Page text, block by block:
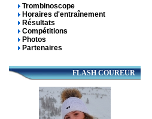
Trombinoscope
Horaires d'entraînement
Résultats
Compétitions
Photos
Partenaires
FLASH COUREUR